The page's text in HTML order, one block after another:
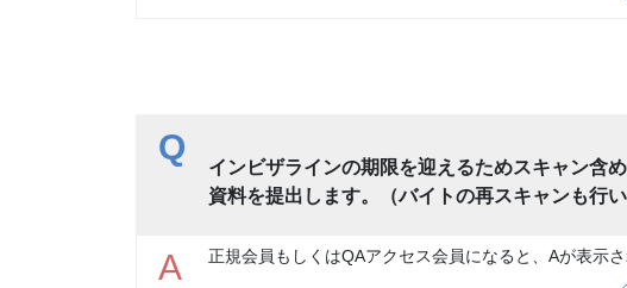
Q
インビザラインの期限を迎えるためスキャン含
資料を提出します。（バイトの再スキャンも行
A 正規会員もしくはQAアクセス会員になると、Aが表示さ